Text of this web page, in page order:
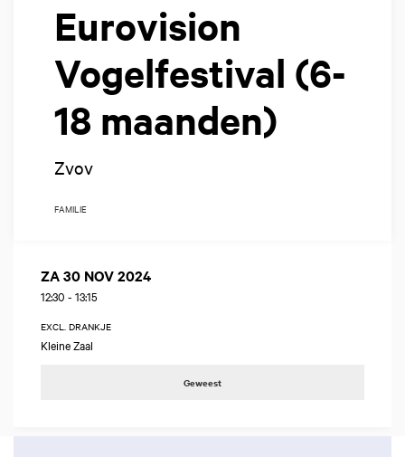
Eurovision
Vogelfestival (6-
18 maanden)
Zvov
FAMILIE
ZA 30 NOV 2024
12:30 - 13:15
EXCL. DRANKJE
Kleine Zaal
Geweest